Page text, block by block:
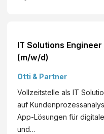
IT Solutions Engineer
(m/w/d)
Otti & Partner
Vollzeitstelle als IT
auf
App-Lösungen für
und…